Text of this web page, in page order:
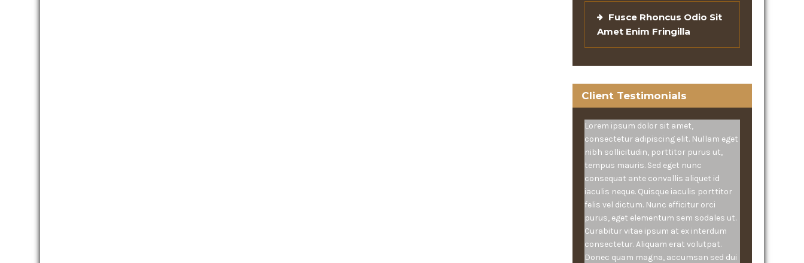
Fusce Rhoncus Odio Sit
Amet Enim Fringilla
Client Testimonials
Lorem ipsum dolor sit amet,
consectetur adipiscing elit. Nullam eget
nibh sollicitudin, porttitor purus ut,
tempus mauris. Sed eget nunc
consequat ante convallis aliquet id
iaculis neque. Quisque iaculis porttitor
felis vel dictum. Nunc efficitur orci
purus, eget elementum sem sodales ut.
Curabitur vitae ipsum at ex interdum
consectetur. Aliquam erat volutpat.
Donec quam magna, accumsan sed dui